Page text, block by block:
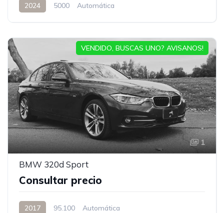
2024 5000 Automática
1
BMW 320d Sport
Consultar precio
2017 95.100 Automática
VENDIDO, BUSCAS UNO? AVISANOS!